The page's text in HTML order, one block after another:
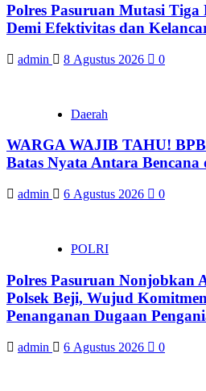
Polres Pasuruan Mutasi Tiga
Demi Efektivitas dan
admin 8 Agustus 2026 0
Daerah
WARGA WAJIB TAHU!
Batas Nyata Antara
admin 6 Agustus 2026 0
POLRI
Polres Pasuruan Nonjobkan
Polsek Beji, Wujud
Penanganan Dugaan
admin 6 Agustus 2026 0